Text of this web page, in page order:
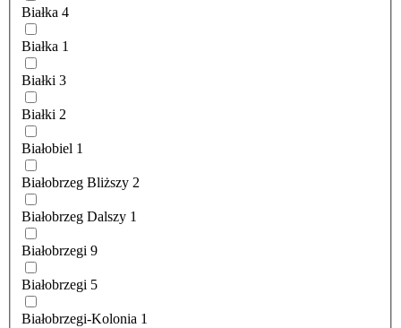
Białka 4
Białka 1
Białki 3
Białki 2
Białobiel 1
Białobrzeg Bliższy 2
Białobrzeg Dalszy 1
Białobrzegi 9
Białobrzegi 5
Białobrzegi-Kolonia 1